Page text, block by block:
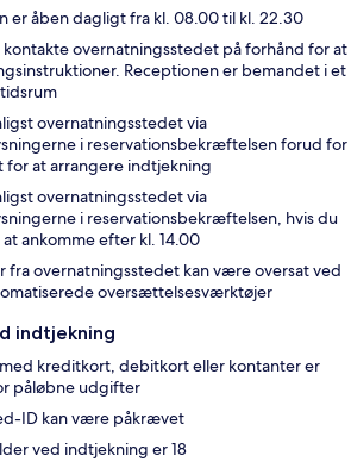
er åben dagligt fra kl. 08.00 til kl. 22.30
overnatningsstedet på forhånd for at
Receptionen er bemandet i et
overnatningsstedet via
i reservationsbekræftelsen forud for
for at arrangere indtjekning
overnatningsstedet via
i reservationsbekræftelsen, hvis du
ankomme efter kl. 14.00
fra overnatningsstedet kan være oversat ved
oversættelsesværktøjer
indtjekning
kreditkort, debitkort eller kontanter er
påløbne udgifter
ID kan være påkrævet
ved indtjekning er 18